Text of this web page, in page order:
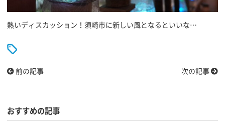
熱いディスカッション！須崎市に新しい風となるといいな…
前の記事 次の記事
おすすめの記事